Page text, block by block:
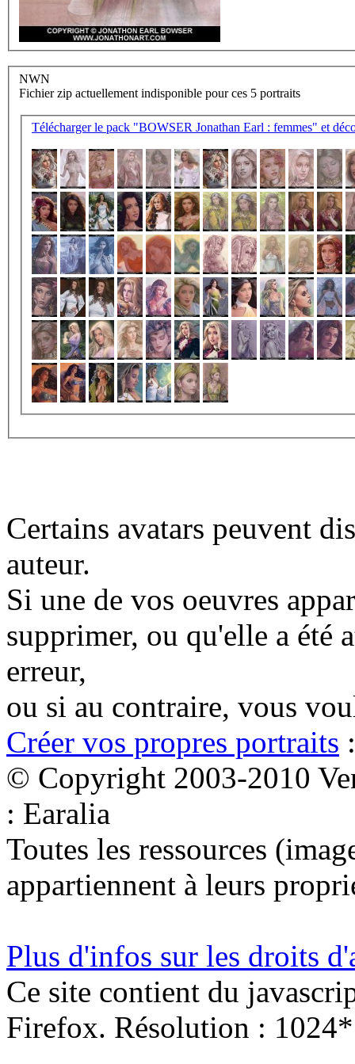
NWN
Fichier zip actuellement indisponible pour ces 5 portraits
Télécharger le pack "BOWSER Jonathan Earl : femmes" et
Certains avatars peuvent
auteur.
Si une de vos oeuvres
supprimer, ou qu'elle a été
erreur,
ou si au contraire, vous
Créer vos propres portraits
© Copyright 2003-2010
: Earalia
Toutes les ressources
appartiennent à leurs
Plus d'infos sur les droits
Ce site contient du
Firefox. Résolution :